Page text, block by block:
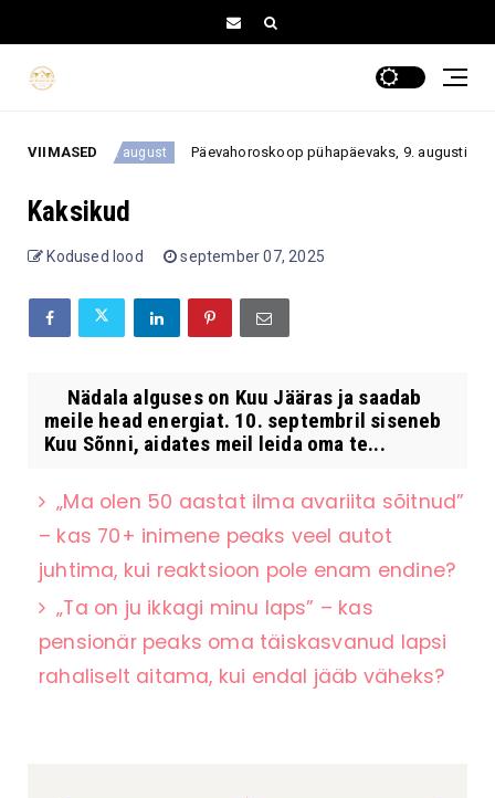
VIIMASED9. august Päevahoroskoop pühapäevaks, 9. augustiks 2026:
Kaksikud
Kodused lood september 07, 2025
Nädala alguses on Kuu Jääras ja saadab
meile head energiat. 10. septembril siseneb
Kuu Sõnni, aidates meil leida oma te...
„Ma olen 50 aastat ilma avariita sõitnud”
– kas 70+ inimene peaks veel autot
juhtima, kui reaktsioon pole enam endine?
„Ta on ju ikkagi minu laps” – kas
pensionär peaks oma täiskasvanud lapsi
rahaliselt aitama, kui endal jääb väheks?